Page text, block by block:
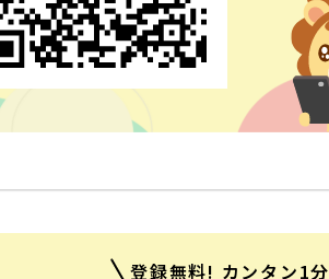
登録無料! カンタン1分